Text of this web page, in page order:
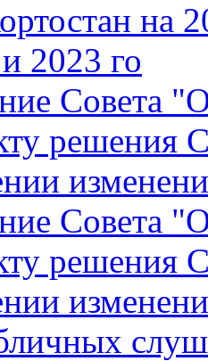
на
2023 го
Совета
решения
Совета
решения